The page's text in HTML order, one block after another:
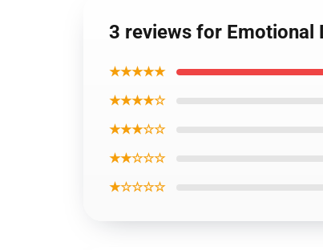
3 reviews for Emotional
★★★★★
★★★★☆
★★★☆☆
★★☆☆☆
★☆☆☆☆